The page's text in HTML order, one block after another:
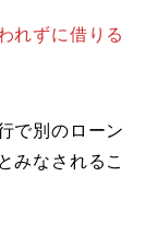
れずに借りる
で別のローン
みなされるこ